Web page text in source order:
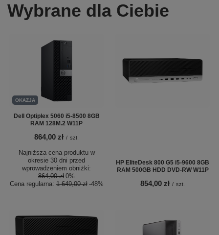
Wybrane dla Ciebie
OKAZJA
Dell Optiplex 5060 i5-8500 8GB
RAM 128M.2 W11P
864,00 zł / szt.
Najniższa cena produktu w
okresie 30 dni przed
wprowadzeniem obniżki:
864,00 zł 0%
Cena regularna:1 649,00 zł -48%
HP EliteDesk 800 G5 i5-9600 8GB
RAM 500GB HDD DVD-RW W11P
854,00 zł / szt.